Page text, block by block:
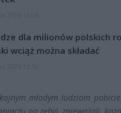
dla milionów polskich
wciąż można składać
młodym ludziom